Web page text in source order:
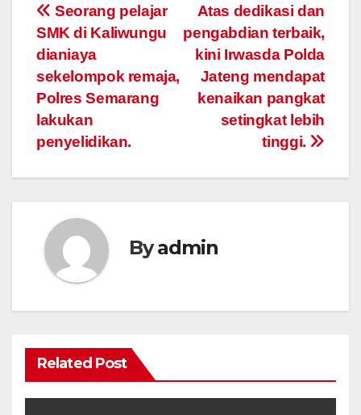
Post
navigation
Atas dedikasi dan
pengabdian terbaik,
kini Irwasda Polda
Jateng mendapat
kenaikan pangkat
setingkat lebih
tinggi.
Seorang pelajar
SMK di Kaliwungu
dianiaya
sekelompok remaja,
Polres Semarang
lakukan
penyelidikan.
Byadmin
Related Post